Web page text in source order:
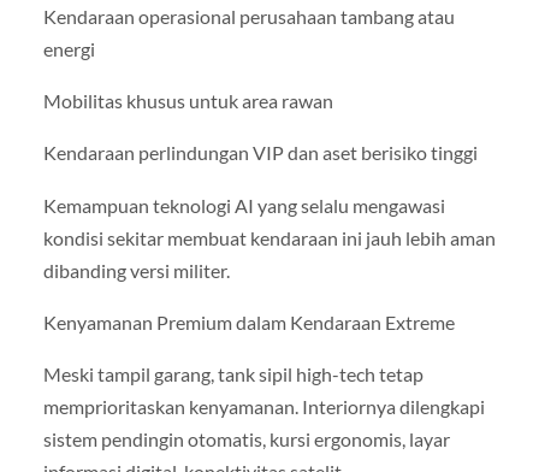
Kendaraan operasional perusahaan tambang atau
energi
Mobilitas khusus untuk area rawan
Kendaraan perlindungan VIP dan aset berisiko tinggi
Kemampuan teknologi AI yang selalu mengawasi
kondisi sekitar membuat kendaraan ini jauh lebih aman
dibanding versi militer.
Kenyamanan Premium dalam Kendaraan Extreme
Meski tampil garang, tank sipil high-tech tetap
memprioritaskan kenyamanan. Interiornya dilengkapi
sistem pendingin otomatis, kursi ergonomis, layar